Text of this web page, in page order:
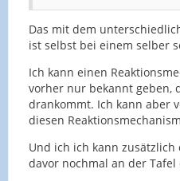
Das mit dem
ist selbst bei einem selber
Ich kann einen
vorher nur bekannt geben,
drankommt. Ich kann aber
diesen
Und ich ich kann
davor nochmal an der